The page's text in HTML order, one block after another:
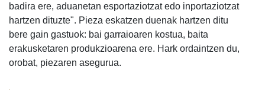
badira ere, aduanetan esportaziotzat edo inportaziotzat
hartzen dituzte". Pieza eskatzen duenak hartzen ditu
bere gain gastuok: bai garraioaren kostua, baita
erakusketaren produkzioarena ere. Hark ordaintzen du,
orobat, piezaren asegurua.